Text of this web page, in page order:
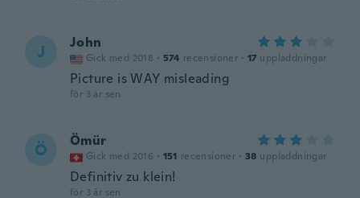
J John
Gick med 2018 · 574 recensioner · 17 uppladdningar
Picture is WAY misleading
för 3 år sen
Ö Ömür
Gick med 2016 · 151 recensioner · 38 uppladdningar
Definitiv zu klein!
för 3 år sen